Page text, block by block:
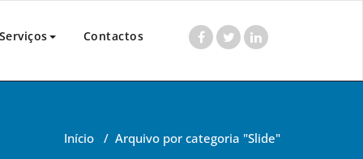
Serviços Contactos
Início / Arquivo por categoria "Slide"